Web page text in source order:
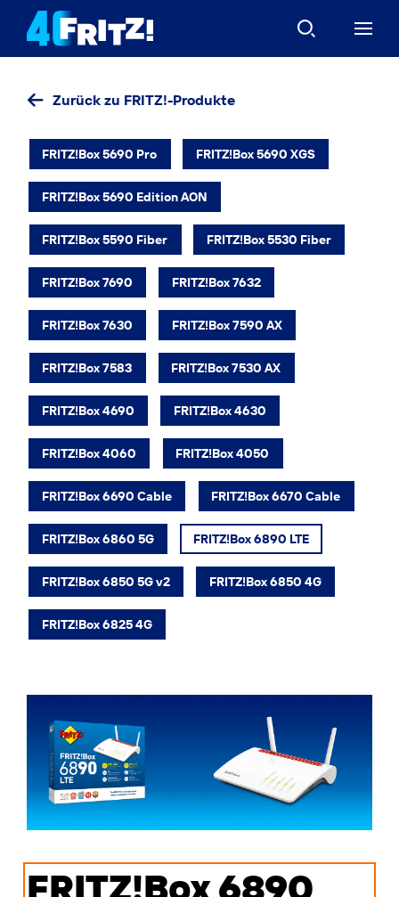
Zurück zu FRITZ!-Produkte
FRITZ!Box 5690 Pro FRITZ!Box 5690 XGS
FRITZ!Box 5690 Edition AON
FRITZ!Box 5590 Fiber FRITZ!Box 5530 Fiber
FRITZ!Box 7690 FRITZ!Box 7632
FRITZ!Box 7630 FRITZ!Box 7590 AX
FRITZ!Box 7583 FRITZ!Box 7530 AX
FRITZ!Box 4690 FRITZ!Box 4630
FRITZ!Box 4060 FRITZ!Box 4050
FRITZ!Box 6690 Cable FRITZ!Box 6670 Cable
FRITZ!Box 6860 5G FRITZ!Box 6890 LTE
FRITZ!Box 6850 5G v2 FRITZ!Box 6850 4G
FRITZ!Box 6825 4G